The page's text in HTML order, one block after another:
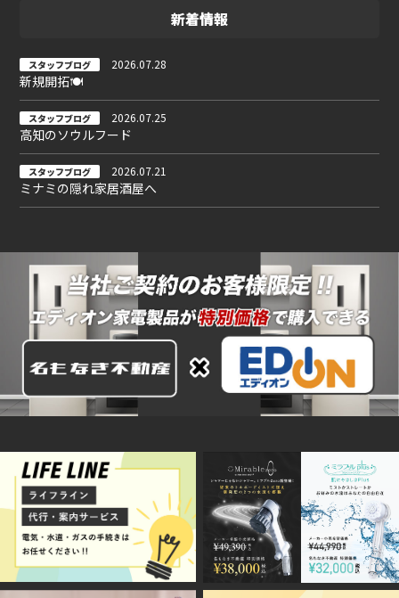
新着情報
スタッフブログ 2026.07.28
新規開拓🍽
スタッフブログ 2026.07.25
高知のソウルフード
スタッフブログ 2026.07.21
ミナミの隠れ家居酒屋へ